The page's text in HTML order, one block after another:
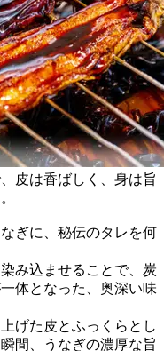
皮は香ばしく、身は旨
ぎに、秘伝のタレを何
み込ませることで、炭
体となった、奥深い味
げた皮とふっくらとし
間、うなぎの濃厚な旨